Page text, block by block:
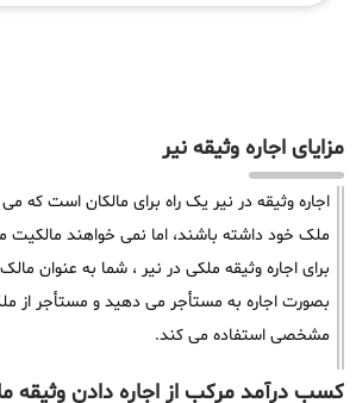
مزایای اجاره وثیقه نیر
اجاره وثیقه در نیر یک راه برای مالکان است که می
ملک خود داشته باشند، اما نمی خواهند
برای اجاره وثیقه ملکی در نیر ، شما به عنوان
بصورت اجاره به مستأجر می دهید و مستأجر از
مشخصی استفاده می کند.
کسب درآمد مرکب از اجاره دادن وثیقه